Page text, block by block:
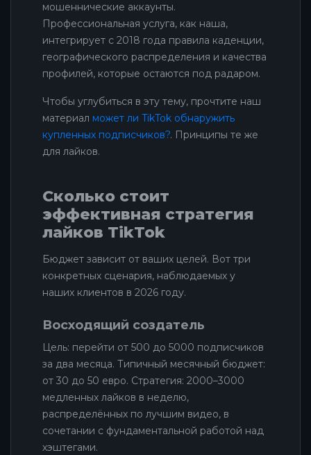
мошеннические аккаунты.
Профессиональная услуга, как наша,
интегрирует с 2018 года правила каденции,
географического распределения и качества
профилей, которые остаются под радаром.
Чтобы углубиться в эту тему, прочтите наш
материал может ли TikTok обнаружить
купленных подписчиков?. Принципы те же
для лайков.
Сколько стоит
эффективная стратегия
лайков TikTok
Бюджет зависит от ваших целей. Вот три
конкретных сценария, наблюдаемых у
наших клиентов в 2026 году.
Восходящий создатель
Цель: перейти от 500 до 5000 подписчиков
за два месяца. Типичный месячный бюджет:
от 30 до 50 евро. Стратегия: 2000–3000
медленных лайков в неделю,
распределённых по лучшим видео, в
сочетании с фундаментальной работой над
хэштегами.